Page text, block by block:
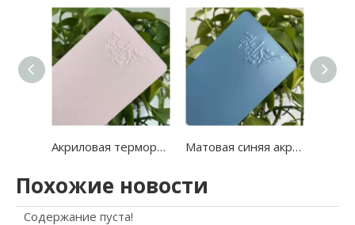
Акриловая термореактивная электростатическая порошковая краска Матовая синяя акриловая смола с порошковым покрытием
Похожие новости
Содержание пуста!